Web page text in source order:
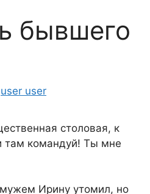
бывшего
user user
столовая, к
там командуй! Ты мне
Ирину утомил, но